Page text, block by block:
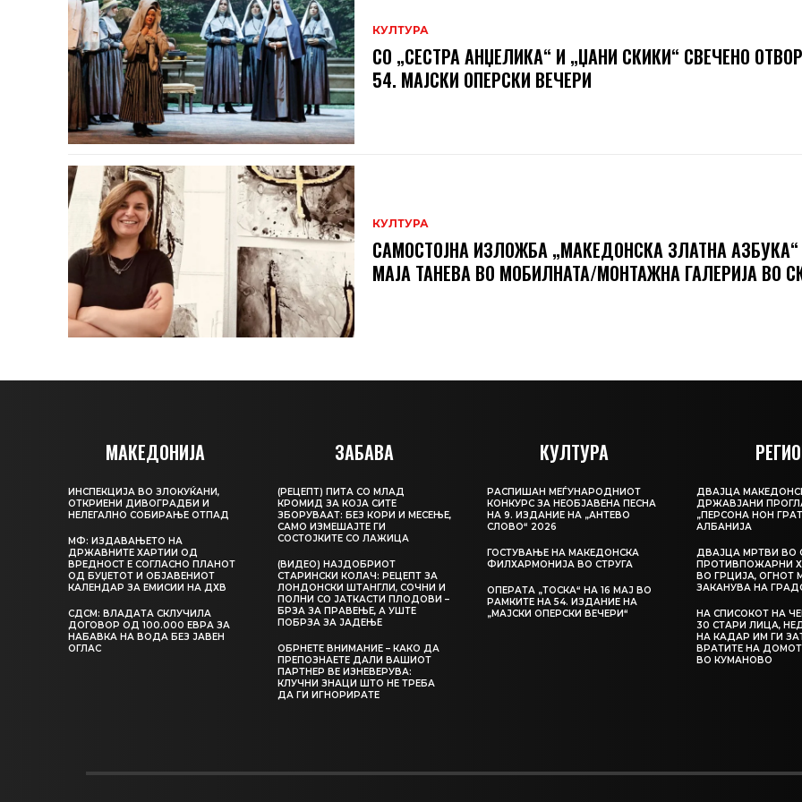
КУЛТУРА
СО „СЕСТРА АНЏЕЛИКА“ И „ЏАНИ СКИКИ“ СВЕЧЕНО
54. МАЈСКИ ОПЕРСКИ ВЕЧЕРИ
КУЛТУРА
САМОСТОЈНА ИЗЛОЖБА „МАКЕДОНСКА ЗЛАТНА
МAЈА ТАНЕВА ВО МОБИЛНАТА/МОНТАЖНА ГАЛЕРИЈА ВО
МАКЕДОНИЈА
ИНСПЕКЦИЈА ВО ЗЛОКУЌАНИ,
ОТКРИЕНИ ДИВОГРАДБИ И
НЕЛЕГАЛНО СОБИРАЊЕ ОТПАД
МФ: ИЗДАВАЊЕТО НА
ДРЖАВНИТЕ ХАРТИИ ОД
ВРЕДНОСТ Е СОГЛАСНО ПЛАНОТ
ОД БУЏЕТОТ И ОБЈАВЕНИОТ
КАЛЕНДАР ЗА ЕМИСИИ НА ДХВ
СДСМ: ВЛАДАТА СКЛУЧИЛА
ДОГОВОР ОД 100.000 ЕВРА ЗА
НАБАВКА НА ВОДА БЕЗ ЈАВЕН
ОГЛАС
ЗАБАВА
(РЕЦЕПТ) ПИТА СО МЛАД
КРОМИД ЗА КОЈА СИТЕ
ЗБОРУВААТ: БЕЗ КОРИ И МЕСЕЊЕ,
САМО ИЗМЕШАЈТЕ ГИ
СОСТОЈКИТЕ СО ЛАЖИЦА
(ВИДЕО) НАЈДОБРИОТ
СТАРИНСКИ КОЛАЧ: РЕЦЕПТ ЗА
ЛОНДОНСКИ ШТАНГЛИ, СОЧНИ И
ПОЛНИ СО ЈАТКАСТИ ПЛОДОВИ –
БРЗА ЗА ПРАВЕЊЕ, А УШТЕ
ПОБРЗА ЗА ЈАДЕЊЕ
ОБРНЕТЕ ВНИМАНИЕ – КАКО ДА
ПРЕПОЗНАЕТЕ ДАЛИ ВАШИОТ
ПАРТНЕР ВЕ ИЗНЕВЕРУВА:
КЛУЧНИ ЗНАЦИ ШТО НЕ ТРЕБА
ДА ГИ ИГНОРИРАТЕ
КУЛТУРА
РАСПИШАН МЕЃУНАРОДНИОТ
КОНКУРС ЗА НЕОБЈАВЕНА ПЕСНА
НА 9. ИЗДАНИЕ НА „АНТЕВО
СЛОВО“ 2026
ГОСТУВАЊЕ НА МАКЕДОНСКА
ФИЛХАРМОНИЈА ВО СТРУГА
ОПЕРАТА „ТОСКА“ НА 16 МАЈ ВО
РАМКИТЕ НА 54. ИЗДАНИЕ НА
„МАЈСКИ ОПЕРСКИ ВЕЧЕРИ“
ДВАЈЦА
ДРЖАВЈАНИ
„ПЕРСОНА НОН
АЛБАНИЈА
ДВАЈЦА МРТВИ ВО
ПРОТИВПОЖАРНИ
ВО ГРЦИЈА, ОГНОТ
ЗАКАНУВА НА
НА СПИСОКОТ НА
30 СТАРИ ЛИЦА,
НА КАДАР ИМ ГИ
ВРАТИТЕ НА ДОМОТ
ВО КУМАНОВО